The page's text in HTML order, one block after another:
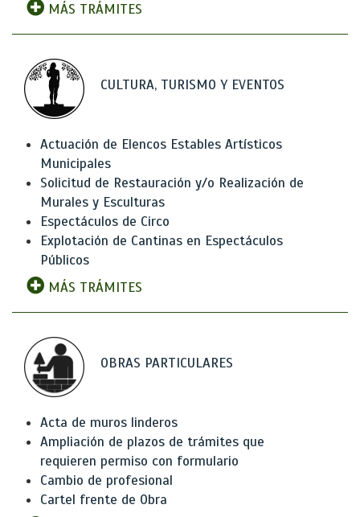
MÁS TRÁMITES
CULTURA, TURISMO Y EVENTOS
Actuación de Elencos Estables Artísticos
Municipales
Solicitud de Restauración y/o Realización de
Murales y Esculturas
Espectáculos de Circo
Explotación de Cantinas en Espectáculos
Públicos
MÁS TRÁMITES
OBRAS PARTICULARES
Acta de muros linderos
Ampliación de plazos de trámites que
requieren permiso con formulario
Cambio de profesional
Cartel frente de Obra